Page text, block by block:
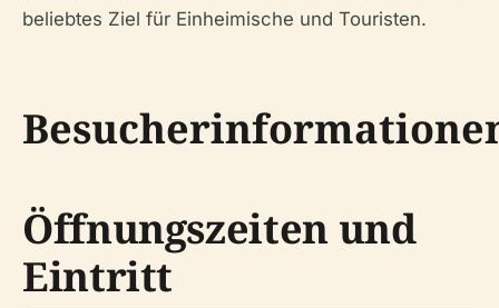
beliebtes Ziel für Einheimische und Touristen.
Öffnungszeiten und
Eintritt